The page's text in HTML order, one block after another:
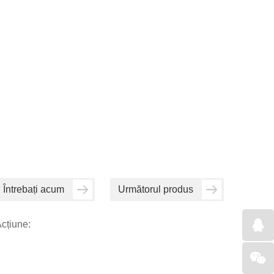
Întrebați acum Următorul produs